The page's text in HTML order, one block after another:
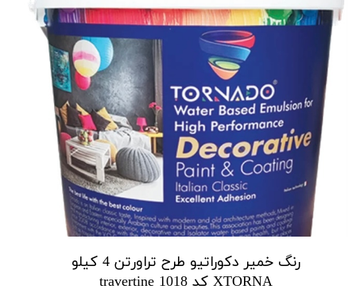
رنگ خمیر دکوراتیو طرح تراورتن 4 کیلو
XTORNA کد 1018 travertine